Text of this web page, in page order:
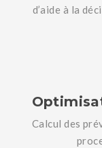
d’aide à la
Calcul des